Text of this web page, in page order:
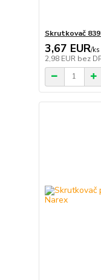
Skrutkovač
3,67 EUR/ks
2,98 EUR bez